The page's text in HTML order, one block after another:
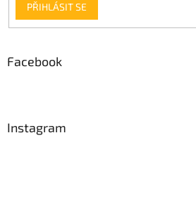
PŘIHLÁSIT SE
Facebook
Instagram